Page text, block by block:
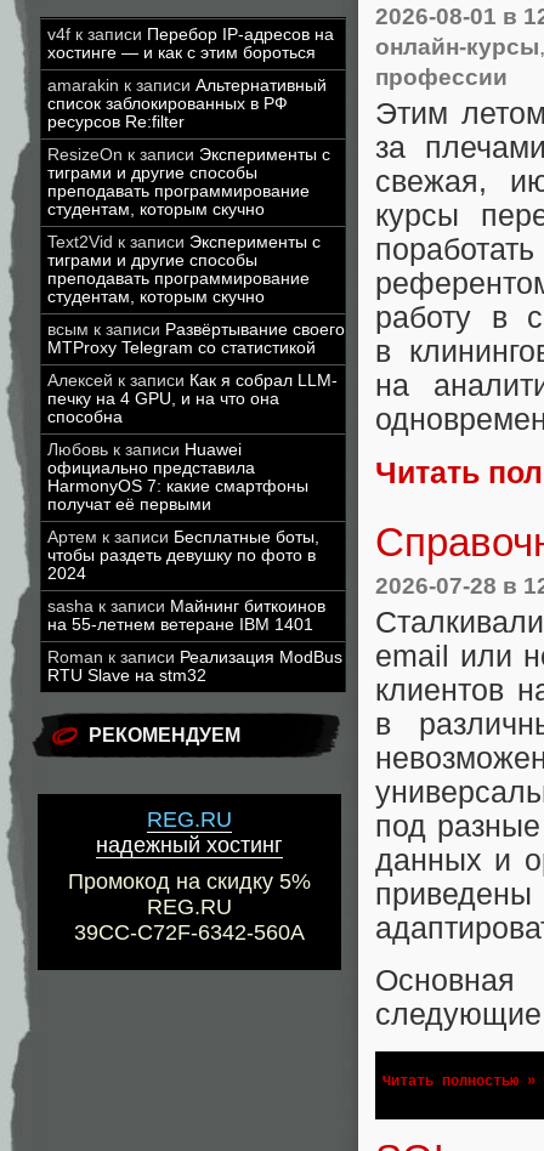
v4f к записи Перебор IP-адресов на
хостинге — и как с этим бороться
amarakin к записи Альтернативный
список заблокированных в РФ
ресурсов Re:filter
ResizeOn к записи Эксперименты с
тиграми и другие способы
преподавать программирование
студентам, которым скучно
Text2Vid к записи Эксперименты с
тиграми и другие способы
преподавать программирование
студентам, которым скучно
всым к записи Развёртывание своего
MTProxy Telegram со статистикой
Алексей к записи Как я собрал LLM-
печку на 4 GPU, и на что она
способна
Любовь к записи Huawei
официально представила
HarmonyOS 7: какие смартфоны
получат её первыми
Артем к записи Бесплатные боты,
чтобы раздеть девушку по фото в
2024
sasha к записи Майнинг биткоинов
на 55-летнем ветеране IBM 1401
Roman к записи Реализация ModBus
RTU Slave на stm32
РЕКОМЕНДУЕМ
REG.RU
надежный хостинг
Промокод на скидку 5%
REG.RU
39CC-C72F-6342-560A
2026-08-01 в
онлайн-курсы
профессии
Этим
за
свежая,
курсы
работу в
в
на
Читать
2026-07-28 в
email или
клиентов
в
под
данных и
Основная
Читать полностью »